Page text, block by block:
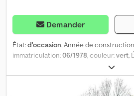
Demander
État:d'occasion, Année de
immatriculation:06/1978, couleur:vert,
, = Autres options et
assistée = Informations
kilométrique : 15 715 km Transmission :